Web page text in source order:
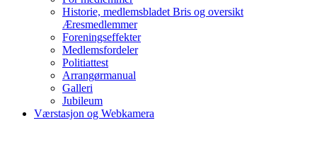
Historie, medlemsbladet Bris og oversikt
Æresmedlemmer
Foreningseffekter
Medlemsfordeler
Politiattest
Arrangørmanual
Galleri
Jubileum
Værstasjon og Webkamera